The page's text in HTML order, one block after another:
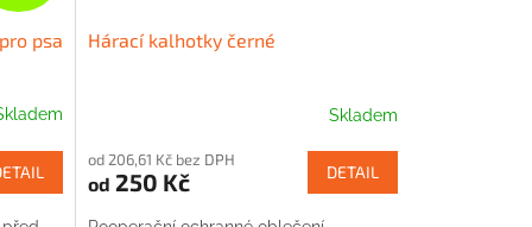
psa Hárací kalhotky černé
Skladem
od 206,61 Kč bez DPH
od 250 Kč DETAIL